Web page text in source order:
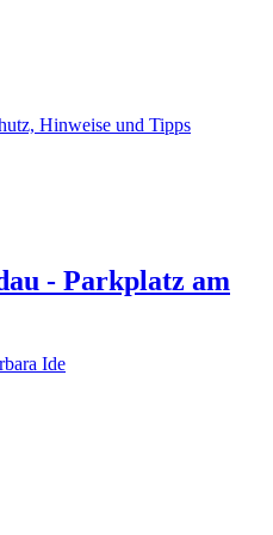
Hinweise und Tipps
- Parkplatz am
Ide